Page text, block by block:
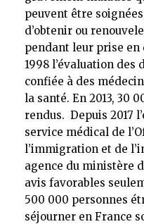
peuvent être
d’obtenir ou
pendant leur prise en
1998 l’évaluation des
confiée à des
la santé. En 2013, 30
rendus. Depuis 2017
service médical de
l’immigration et de
agence du ministère
avis favorables
500 000 personnes
séjourner en France